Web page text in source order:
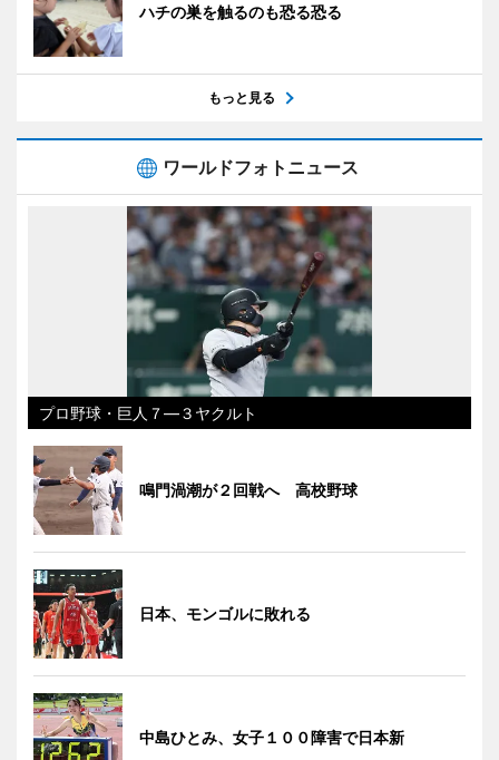
ハチの巣を触るのも恐る恐る
もっと見る
ワールドフォトニュース
プロ野球・巨人７―３ヤクルト
鳴門渦潮が２回戦へ 高校野球
日本、モンゴルに敗れる
中島ひとみ、女子１００障害で日本新